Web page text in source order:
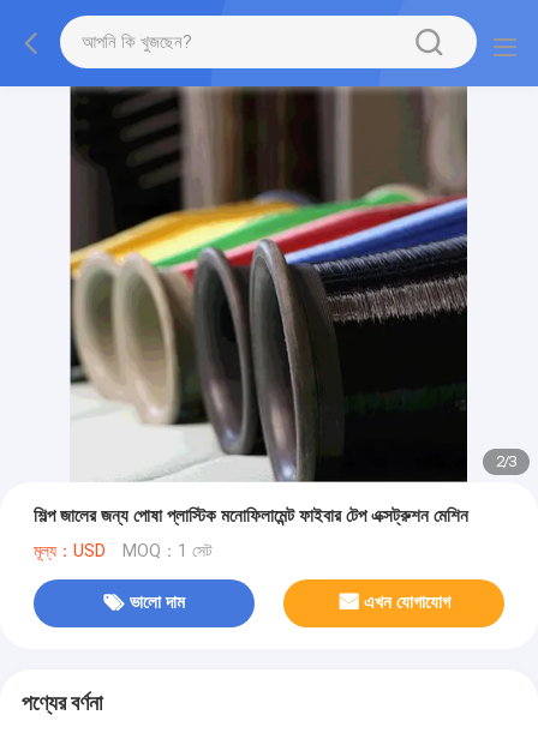
2/3
শিল্প জালের জন্য পোষা প্লাস্টিক মনোফিলামেন্ট ফাইবার টেপ এক্সট্রুশন মেশিন
মূল্য：USD MOQ：1 সেট
ভালো দাম এখন যোগাযোগ
পণ্যের বর্ণনা